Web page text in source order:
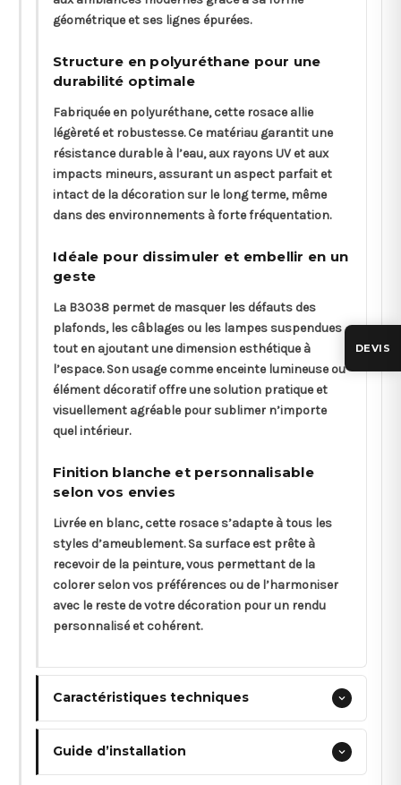
géométrique et ses lignes épurées.
Structure en polyuréthane pour une
durabilité optimale
Fabriquée en polyuréthane, cette rosace allie
légèreté et robustesse. Ce matériau garantit une
résistance durable à l’eau, aux rayons UV et aux
impacts mineurs, assurant un aspect parfait et
intact de la décoration sur le long terme, même
dans des environnements à forte fréquentation.
Idéale pour dissimuler et embellir en un
geste
La B3038 permet de masquer les défauts des
plafonds, les câblages ou les lampes suspendues
tout en ajoutant une dimension esthétique à
l’espace. Son usage comme enceinte lumineuse ou
élément décoratif offre une solution pratique et
visuellement agréable pour sublimer n’importe
quel intérieur.
Finition blanche et personnalisable
selon vos envies
Livrée en blanc, cette rosace s’adapte à tous les
styles d’ameublement. Sa surface est prête à
recevoir de la peinture, vous permettant de la
colorer selon vos préférences ou de l’harmoniser
avec le reste de votre décoration pour un rendu
personnalisé et cohérent.
Caractéristiques techniques
Guide d’installation
DEVIS